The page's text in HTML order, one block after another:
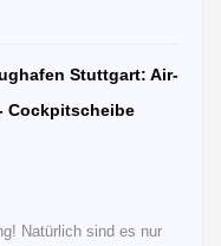
Stuttgart: Air-
Cockpitscheibe
Natürlich sind es nur